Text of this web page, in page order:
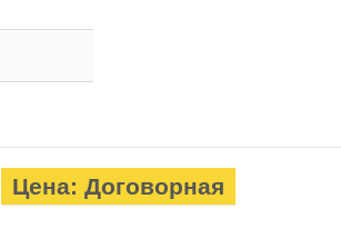
Цена: Договорная